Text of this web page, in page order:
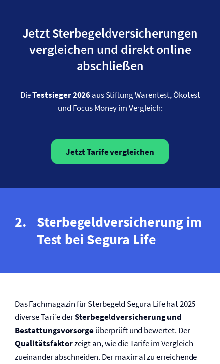
Jetzt Sterbegeld­versicherungen
vergleichen und direkt online
abschließen
DieTestsieger 2026aus Stiftung Warentest, Ökotest
und Focus Money im Vergleich:
Jetzt Tarife vergleichen
Sterbegeld­versicherung im
Test bei Segura Life
Das Fachmagazin für Sterbegeld Segura Life hat 2025
diverse Tarife derSterbegeld­versicherung und
Bestattungsvorsorgeüberprüft und bewertet. Der
Qualitätsfaktorzeigt an, wie die Tarife im Vergleich
zueinander abschneiden. Der maximal zu erreichende